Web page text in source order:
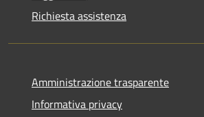
Richiesta assistenza
Amministrazione trasparente
Informativa privacy